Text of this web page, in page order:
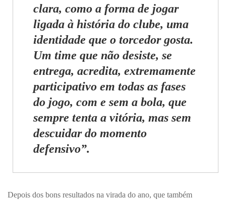
clara, como a forma de jogar
ligada à história do clube, uma
identidade que o torcedor gosta.
Um time que não desiste, se
entrega, acredita, extremamente
participativo em todas as fases
do jogo, com e sem a bola, que
sempre tenta a vitória, mas sem
descuidar do momento
defensivo”.
Depois dos bons resultados na virada do ano, que também